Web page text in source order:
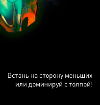
Встань на сторону меньших
или доминируй с толпой!